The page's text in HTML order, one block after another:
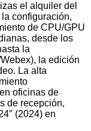
el alquiler del
configuración,
de CPU/GPU
desde los
la
la edición
La alta
oficinas de
de recepción,
(2024) en